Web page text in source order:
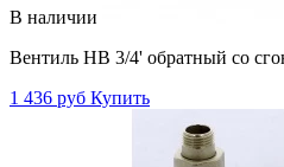
В наличии
Вентиль НВ 3/4' обратный со
1 436 руб Купить